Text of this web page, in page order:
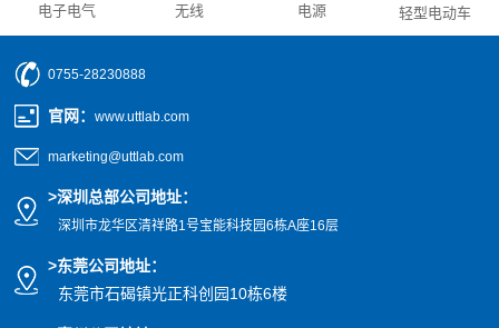
电子电气 无线 电源 轻型电动车
0755-28230888
官网 ：www.uttlab.com
marketing@uttlab.com
>深圳总部公司地址：
深圳市龙华区清祥路1号宝能科技园6栋A座16层
>东莞公司地址：
东莞市石碣镇光正科创园10栋6楼